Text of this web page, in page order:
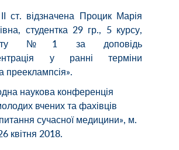
ст. відзначена Процик Марія
студентка 29 гр., 5 курсу,
№1 за доповідь
у ранні терміни
прееклампсія».
наукова конференція
вчених та фахівців
сучасної медицини», м.
квітня 2018.